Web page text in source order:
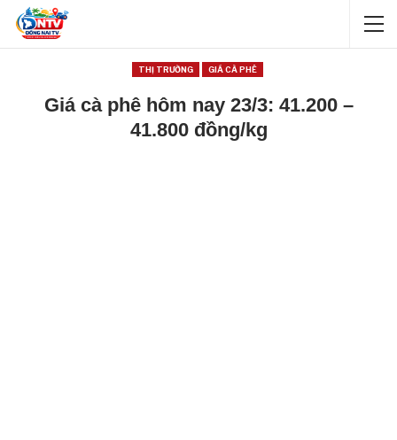
THỊ TRƯỜNG GIÁ CÀ PHÊ
Giá cà phê hôm nay 23/3: 41.200 –
41.800 đồng/kg